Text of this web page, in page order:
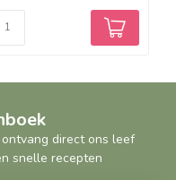
direct ons leef
snelle recepten